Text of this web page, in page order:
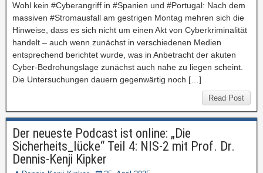
Wohl kein #Cyberangriff in #Spanien und #Portugal: Nach dem
massiven #Stromausfall am gestrigen Montag mehren sich die
Hinweise, dass es sich nicht um einen Akt von Cyberkriminalität
handelt – auch wenn zunächst in verschiedenen Medien
entsprechend berichtet wurde, was in Anbetracht der akuten
Cyber-Bedrohungslage zunächst auch nahe zu liegen scheint.
Die Untersuchungen dauern gegenwärtig noch […]
Read Post
Der neueste Podcast ist online: „Die
Sicherheits_lücke“ Teil 4: NIS-2 mit Prof. Dr.
Dennis-Kenji Kipker